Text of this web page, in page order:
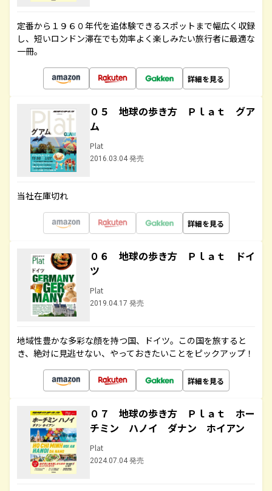
定番から１９６０年代を追体験できるスポットまで幅広く収録
し、短いロンドン滞在でも効率よく楽しみたい旅行者に最適な
一冊。
詳細を見る
０５ 地球の歩き方 Ｐｌａｔ グア
ム
Plat
2016.03.04 発売
当社在庫切れ
詳細を見る
０６ 地球の歩き方 Ｐｌａｔ ドイ
ツ
Plat
2019.04.17 発売
地域性豊かな多彩な顔を持つ国、ドイツ。この国を旅すると
き、絶対に見逃せない、やっておきたいことをピックアップ！
詳細を見る
０７ 地球の歩き方 Ｐｌａｔ ホー
チミン ハノイ ダナン ホイアン
Plat
2024.07.04 発売